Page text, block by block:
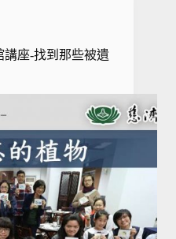
講座-找到那些被遺